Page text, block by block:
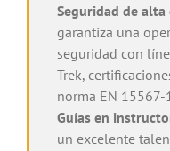
Seguridad de alta
garantiza una
seguridad con
Trek,
norma EN 15567-
Guías en
un excelente